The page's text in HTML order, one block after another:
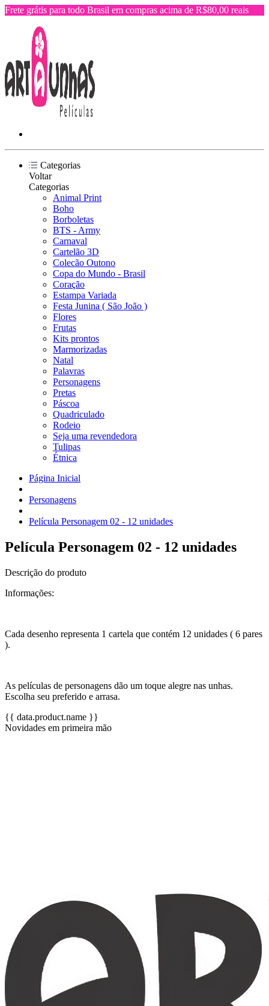
Frete grátis para todo Brasil em compras acima de R$80,00 reais
Categorias
Voltar
Categorias
Animal Print
Boho
Borboletas
BTS - Army
Carnaval
Cartelão 3D
Colecão Outono
Copa do Mundo - Brasil
Coração
Estampa Variada
Festa Junina ( São João )
Flores
Frutas
Kits prontos
Marmorizadas
Natal
Palavras
Personagens
Pretas
Páscoa
Quadriculado
Rodeio
Seja uma revendedora
Tulipas
Étnica
Página Inicial
Personagens
Película Personagem 02 - 12 unidades
Película Personagem 02 - 12 unidades
Descrição do produto
Informações:
Cada desenho representa 1 cartela que contém 12 unidades ( 6 pares
).
As películas de personagens dão um toque alegre nas unhas.
Escolha seu preferido e arrasa.
{{ data.product.name }}
Novidades em primeira mão